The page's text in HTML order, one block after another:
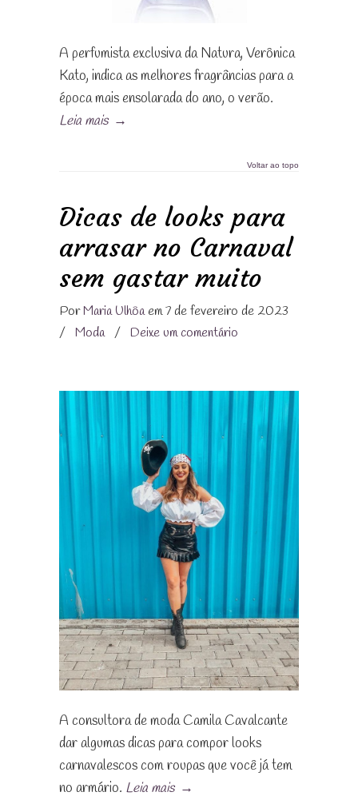
A perfumista exclusiva da Natura, Verônica
Kato, indica as melhores fragrâncias para a
época mais ensolarada do ano, o verão.
Leia mais →
Voltar ao topo
Dicas de looks para
arrasar no Carnaval
sem gastar muito
PorMaria Ulhôaem 7 de fevereiro de 2023
/ Moda / Deixe um comentário
A consultora de moda Camila Cavalcante
dar algumas dicas para compor looks
carnavalescos com roupas que você já tem
no armário. Leia mais →